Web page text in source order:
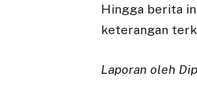
Hingga berita
keterangan
Laporan oleh